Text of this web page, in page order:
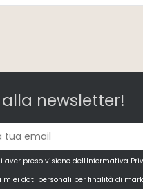
newsletter!
aver preso visione dell'Informativa
dati personali per finalità di